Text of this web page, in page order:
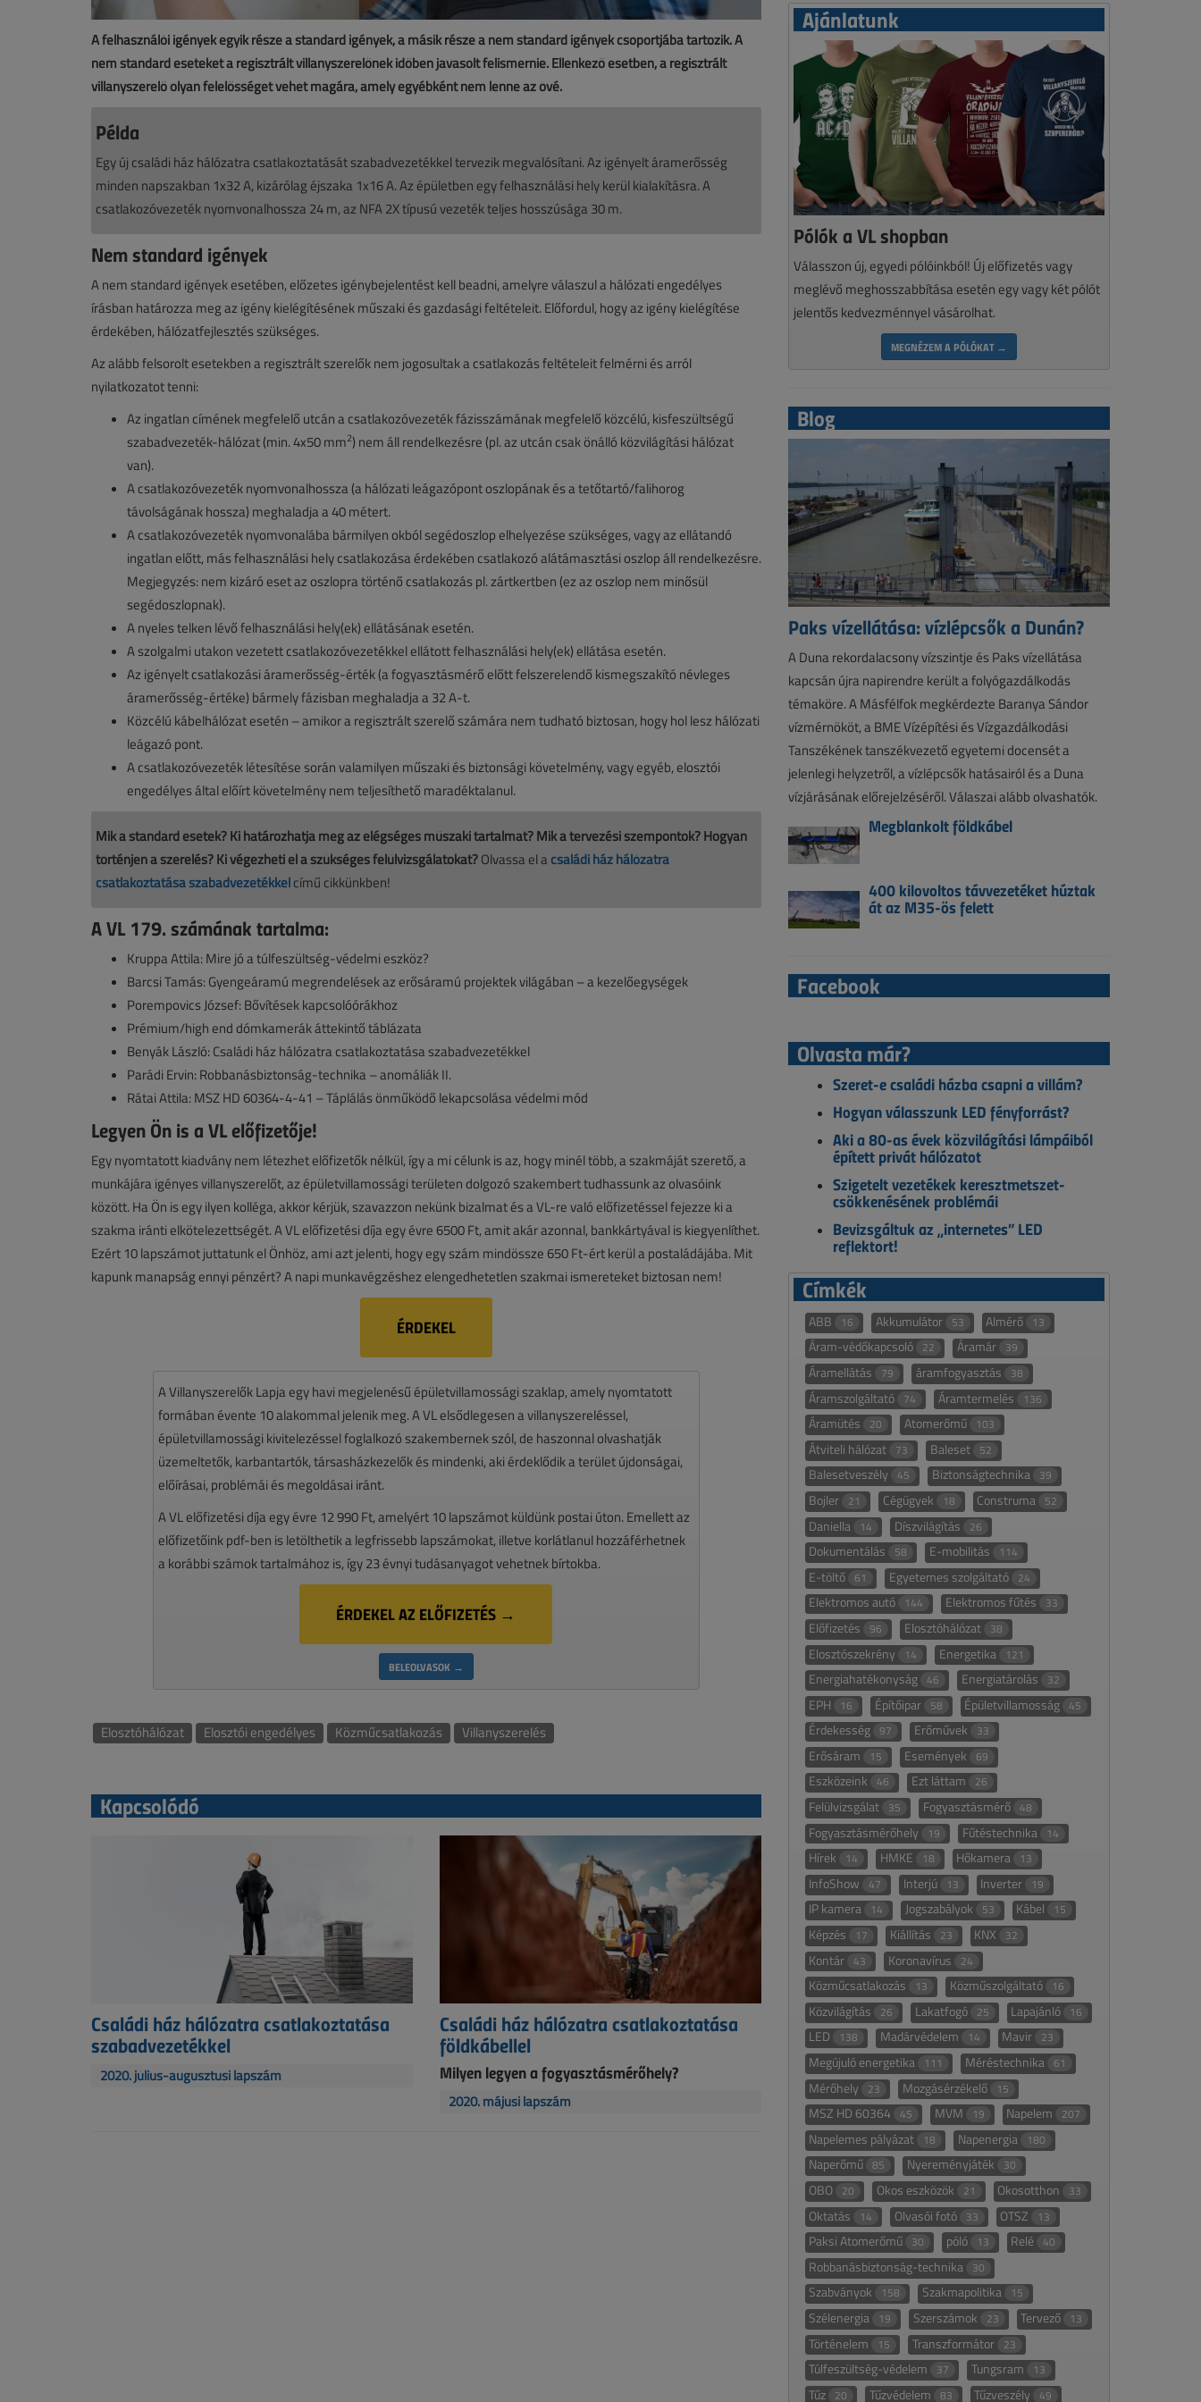
A felhasználói igények egyik része a standard igények, a másik része a nem standard igények csoportjába tartozik. A
nem standard eseteket a regisztrált villanyszerelőnek időben javasolt felismernie. Ellenkező esetben, a regisztrált
villanyszerelő olyan felelősséget vehet magára, amely egyébként nem lenne az övé.
Példa
Egy új családi ház hálózatra csatlakoztatását szabadvezetékkel tervezik megvalósítani. Az igényelt áramerősség
minden napszakban 1x32 A, kizárólag éjszaka 1x16 A. Az épületben egy felhasználási hely kerül kialakításra. A
csatlakozóvezeték nyomvonalhossza 24 m, az NFA 2X típusú vezeték teljes hosszúsága 30 m.
Nem standard igények
A nem standard igények esetében, előzetes igénybejelentést kell beadni, amelyre válaszul a hálózati engedélyes
írásban határozza meg az igény kielégítésének műszaki és gazdasági feltételeit. Előfordul, hogy az igény kielégítése
érdekében, hálózatfejlesztés szükséges.
Az alább felsorolt esetekben a regisztrált szerelők nem jogosultak a csatlakozás feltételeit felmérni és arról
nyilatkozatot tenni:
Az ingatlan címének megfelelő utcán a csatlakozóvezeték fázisszámának megfelelő közcélú, kisfeszültségű
szabadvezeték-hálózat (min. 4x50 mm2) nem áll rendelkezésre (pl. az utcán csak önálló közvilágítási hálózat
van).
A csatlakozóvezeték nyomvonalhossza (a hálózati leágazópont oszlopának és a tetőtartó/falihorog
távolságának hossza) meghaladja a 40 métert.
A csatlakozóvezeték nyomvonalába bármilyen okból segédoszlop elhelyezése szükséges, vagy az ellátandó
ingatlan előtt, más felhasználási hely csatlakozása érdekében csatlakozó alátámasztási oszlop áll rendelkezésre.
Megjegyzés: nem kizáró eset az oszlopra történő csatlakozás pl. zártkertben (ez az oszlop nem minősül
segédoszlopnak).
A nyeles telken lévő felhasználási hely(ek) ellátásának esetén.
A szolgalmi utakon vezetett csatlakozóvezetékkel ellátott felhasználási hely(ek) ellátása esetén.
Az igényelt csatlakozási áramerősség-érték (a fogyasztásmérő előtt felszerelendő kismegszakító névleges
áramerősség-értéke) bármely fázisban meghaladja a 32 A-t.
Közcélú kábelhálózat esetén – amikor a regisztrált szerelő számára nem tudható biztosan, hogy hol lesz hálózati
leágazó pont.
A csatlakozóvezeték létesítése során valamilyen műszaki és biztonsági követelmény, vagy egyéb, elosztói
engedélyes által előírt követelmény nem teljesíthető maradéktalanul.
Mik a standard esetek? Ki határozhatja meg az elégséges műszaki tartalmat? Mik a tervezési szempontok? Hogyan
történjen a szerelés? Ki végezheti el a szükséges felülvizsgálatokat?Olvassa el a családi ház hálózatra
csatlakoztatása szabadvezetékkelcímű cikkünkben!
A VL 179. számának tartalma:
Kruppa Attila: Mire jó a túlfeszültség-védelmi eszköz?
Barcsi Tamás: Gyengeáramú megrendelések az erősáramú projektek világában – a kezelőegységek
Porempovics József: Bővítések kapcsolóórákhoz
Prémium/high end dómkamerák áttekintő táblázata
Benyák László: Családi ház hálózatra csatlakoztatása szabadvezetékkel
Parádi Ervin: Robbanásbiztonság-technika – anomáliák II.
Rátai Attila: MSZ HD 60364-4-41 – Táplálás önműködő lekapcsolása védelmi mód
Legyen Ön is a VL előfizetője!
Egy nyomtatott kiadvány nem létezhet előfizetők nélkül, így a mi célunk is az, hogy minél több, a szakmáját szerető, a
munkájára igényes villanyszerelőt, az épületvillamossági területen dolgozó szakembert tudhassunk az olvasóink
között. Ha Ön is egy ilyen kolléga, akkor kérjük, szavazzon nekünk bizalmat és a VL-re való előfizetéssel fejezze ki a
szakma iránti elkötelezettségét. A VL előfizetési díja egy évre 6500 Ft, amit akár azonnal, bankkártyával is kiegyenlíthet.
Ezért 10 lapszámot juttatunk el Önhöz, ami azt jelenti, hogy egy szám mindössze 650 Ft-ért kerül a postaládájába. Mit
kapunk manapság ennyi pénzért? A napi munkavégzéshez elengedhetetlen szakmai ismereteket biztosan nem!
ÉRDEKEL
A Villanyszerelők Lapja egy havi megjelenésű épületvillamossági szaklap, amely nyomtatott
formában évente 10 alakommal jelenik meg. A VL elsődlegesen a villanyszereléssel,
épületvillamossági kivitelezéssel foglalkozó szakembernek szól, de haszonnal olvashatják
üzemeltetők, karbantartók, társasházkezelők és mindenki, aki érdeklődik a terület újdonságai,
előírásai, problémái és megoldásai iránt.
A VL előfizetési díja egy évre 12 990 Ft, amelyért 10 lapszámot küldünk postai úton. Emellett az
előfizetőink pdf-ben is letölthetik a legfrissebb lapszámokat, illetve korlátlanul hozzáférhetnek
a korábbi számok tartalmához is, így 23 évnyi tudásanyagot vehetnek bírtokba.
ÉRDEKEL AZ ELŐFIZETÉS →
BELEOLVASOK →
Elosztóhálózat Elosztói engedélyes Közműcsatlakozás Villanyszerelés
Kapcsolódó
Családi ház hálózatra csatlakoztatása
szabadvezetékkel
2020. július-augusztusi lapszám
Családi ház hálózatra csatlakoztatása
földkábellel
Milyen legyen a fogyasztásmérőhely?
2020. májusi lapszám
Ajánlatunk
Pólók a VL shopban
Válasszon új, egyedi pólóinkból! Új előfizetés vagy
meglévő meghosszabbítása esetén egy vagy két pólót
jelentős kedvezménnyel vásárolhat.
MEGNÉZEM A PÓLÓKAT →
Blog
Paks vízellátása: vízlépcsők a Dunán?
A Duna rekordalacsony vízszintje és Paks vízellátása
kapcsán újra napirendre került a folyógazdálkodás
témaköre. A Másfélfok megkérdezte Baranya Sándor
vízmérnököt, a BME Vízépítési és Vízgazdálkodási
Tanszékének tanszékvezető egyetemi docensét a
jelenlegi helyzetről, a vízlépcsők hatásairól és a Duna
vízjárásának előrejelzéséről. Válaszai alább olvashatók.
Megblankolt földkábel
400 kilovoltos távvezetéket húztak
át az M35-ös felett
Facebook
Olvasta már?
Szeret-e családi házba csapni a villám?
Hogyan válasszunk LED fényforrást?
Aki a 80-as évek közvilágítási lámpáiból
épített privát hálózatot
Szigetelt vezetékek keresztmetszet-
csökkenésének problémái
Bevizsgáltuk az „internetes” LED
reflektort!
Címkék
ABB 16 Akkumulátor 53 Almérő 13
Áram-védőkapcsoló 22 Áramár 39
Áramellátás 79 áramfogyasztás 38
Áramszolgáltató 74 Áramtermelés 136
Áramütés 20 Atomerőmű 103
Átviteli hálózat 73 Baleset 52
Balesetveszély 45 Biztonságtechnika 39
Bojler 21 Cégügyek 18 Construma 52
Daniella 14 Díszvilágítás 26
Dokumentálás 58 E-mobilitás 114
E-töltő 61 Egyetemes szolgáltató 24
Elektromos autó 144 Elektromos fűtés 33
Előfizetés 96 Elosztóhálózat 38
Elosztószekrény 14 Energetika 121
Energiahatékonyság 46 Energiatárolás 32
EPH 16 Építőipar 58 Épületvillamosság 45
Érdekesség 97 Erőművek 33
Erősáram 15 Események 69
Eszközeink 46 Ezt láttam 26
Felülvizsgálat 35 Fogyasztásmérő 48
Fogyasztásmérőhely 19 Fűtéstechnika 14
Hírek 14 HMKE 18 Hőkamera 13
InfoShow 47 Interjú 13 Inverter 19
IP kamera 14 Jogszabályok 53 Kábel 15
Képzés 17 Kiállítás 23 KNX 32
Kontár 43 Koronavírus 24
Közműcsatlakozás 13 Közműszolgáltató 16
Közvilágítás 26 Lakatfogó 25 Lapajánló 16
LED 138 Madárvédelem 14 Mavir 23
Megújuló energetika 111 Méréstechnika 61
Mérőhely 23 Mozgásérzékelő 15
MSZ HD 60364 45 MVM 19 Napelem 207
Napelemes pályázat 18 Napenergia 180
Naperőmű 85 Nyereményjáték 30
OBO 20 Okos eszközök 21 Okosotthon 33
Oktatás 14 Olvasói fotó 33 OTSZ 13
Paksi Atomerőmű 30 póló 13 Relé 40
Robbanásbiztonság-technika 30
Szabványok 158 Szakmapolitika 15
Szélenergia 19 Szerszámok 23 Tervező 13
Történelem 15 Transzformátor 23
Túlfeszültség-védelem 37 Tungsram 13
Tűz 20 Tűzvédelem 83 Tűzveszély 49